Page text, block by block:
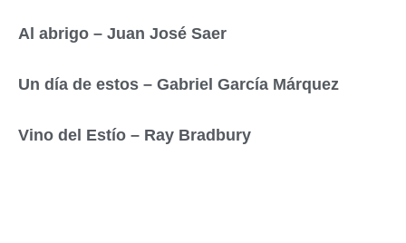
Al abrigo – Juan José Saer
Un día de estos – Gabriel García Márquez
Vino del Estío – Ray Bradbury